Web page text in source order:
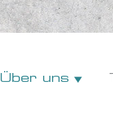
Über uns